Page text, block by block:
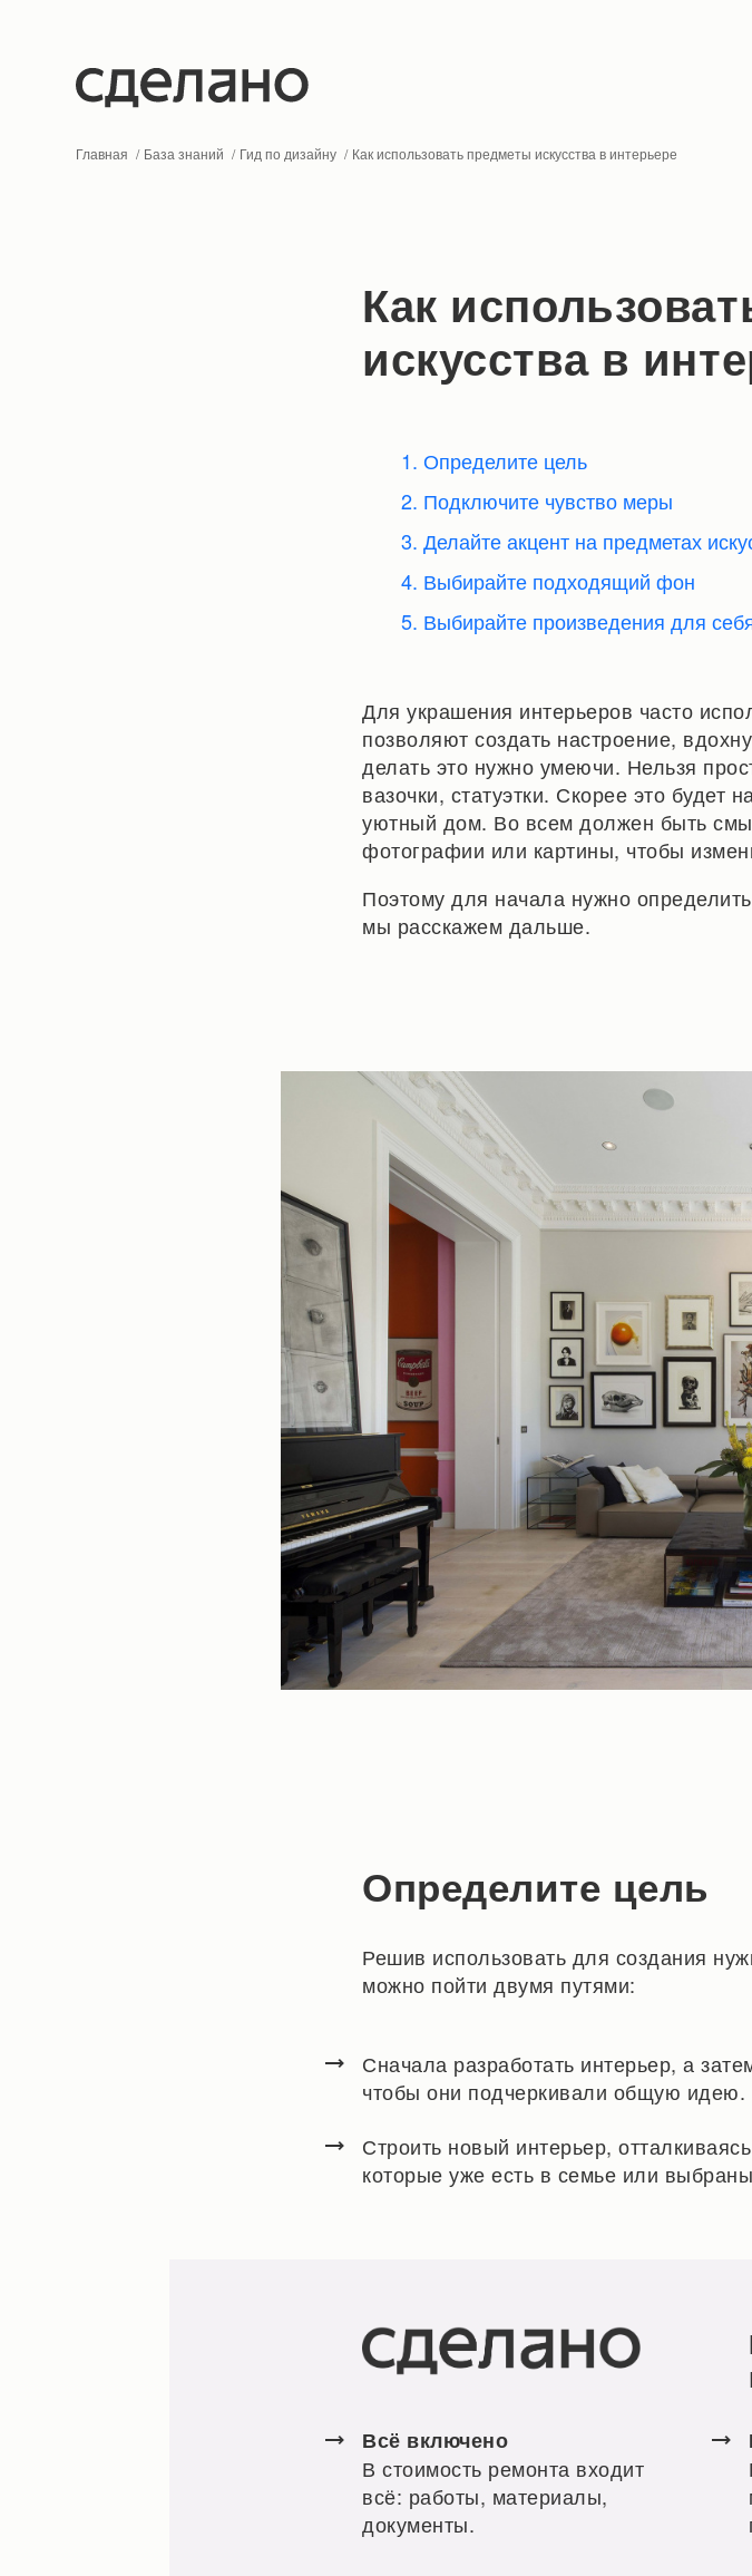
Главная База знаний Гид по дизайну Как использовать предметы искусства в интерьере
Как
искусства в
1. Определите цель
2. Подключите чувство меры
3. Делайте акцент на предметах
4. Выбирайте подходящий фон
5. Выбирайте произведения для
Для украшения интерьеров часто
позволяют создать настроение,
делать это нужно умеючи. Нельзя
вазочки, статуэтки. Скорее это
уютный дом. Во всем должен быть
фотографии или картины, чтобы
Поэтому для начала нужно
мы расскажем дальше.
Определите цель
Решив использовать для создания
можно пойти двумя путями:
Сначала разработать интерьер, а
чтобы они подчеркивали общую идею.
Строить новый интерьер,
которые уже есть в семье или
Всё включено
В стоимость ремонта входит
всё: работы, материалы,
документы.